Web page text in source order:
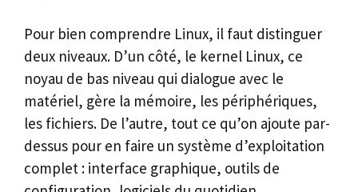
Pour bien comprendre Linux, il faut distinguer
deux niveaux. D’un côté, le kernel Linux, ce
noyau de bas niveau qui dialogue avec le
matériel, gère la mémoire, les périphériques,
les fichiers. De l’autre, tout ce qu’on ajoute par-
dessus pour en faire un système d’exploitation
complet : interface graphique, outils de